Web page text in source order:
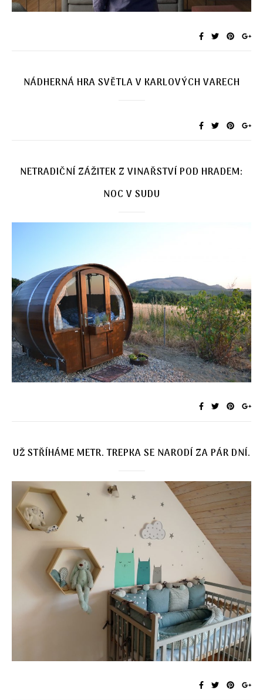
NÁDHERNÁ HRA SVĚTLA V KARLOVÝCH VARECH
NETRADIČNÍ ZÁŽITEK Z VINAŘSTVÍ POD HRADEM:
NOC V SUDU
UŽ STŘÍHÁME METR. TREPKA SE NARODÍ ZA PÁR DNÍ.